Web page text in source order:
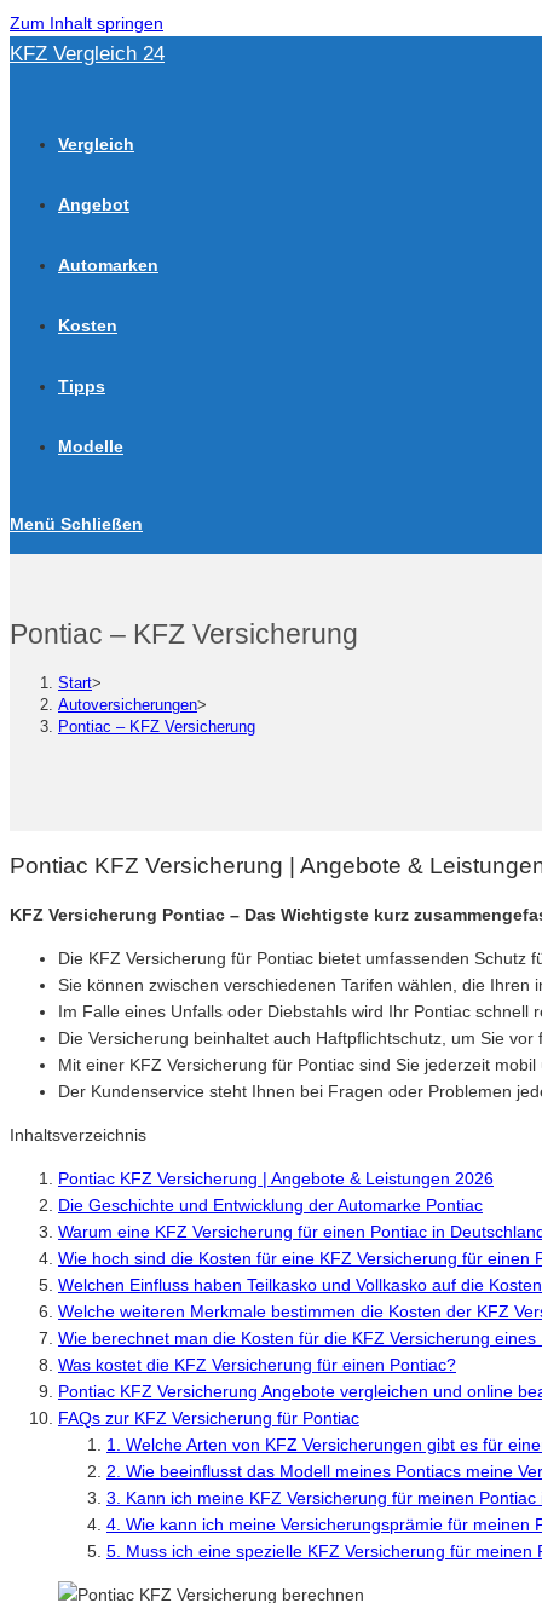
Zum Inhalt springen
KFZ Vergleich 24
Vergleich
Angebot
Automarken
Kosten
Tipps
Modelle
Menü Schließen
Pontiac – KFZ Versicherung
Start>
Autoversicherungen>
Pontiac – KFZ Versicherung
Pontiac KFZ Versicherung | Angebote &
KFZ Versicherung Pontiac – Das Wichtigste kurz
Die KFZ Versicherung für Pontiac bietet umfassenden Schutz
Sie können zwischen verschiedenen Tarifen wählen, die
Im Falle eines Unfalls oder Diebstahls wird Ihr Pontiac
Die Versicherung beinhaltet auch Haftpflichtschutz, um Sie
Mit einer KFZ Versicherung für Pontiac sind Sie jederzeit
Der Kundenservice steht Ihnen bei Fragen oder Problemen
Inhaltsverzeichnis
Pontiac KFZ Versicherung | Angebote & Leistungen 2026
Die Geschichte und Entwicklung der Automarke Pontiac
Warum eine KFZ Versicherung für einen Pontiac in
Wie hoch sind die Kosten für eine KFZ Versicherung für einen
Welchen Einfluss haben Teilkasko und Vollkasko auf die
Welche weiteren Merkmale bestimmen die Kosten der KFZ
Wie berechnet man die Kosten für die KFZ Versicherung eines
Was kostet die KFZ Versicherung für einen Pontiac?
Pontiac KFZ Versicherung Angebote vergleichen und online
FAQs zur KFZ Versicherung für Pontiac
1. Welche Arten von KFZ Versicherungen gibt es für
2. Wie beeinflusst das Modell meines Pontiacs meine
3. Kann ich meine KFZ Versicherung für meinen Pontiac
4. Wie kann ich meine Versicherungsprämie für meinen
5. Muss ich eine spezielle KFZ Versicherung für meinen